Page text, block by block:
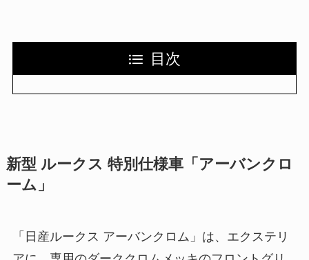
目次
新型 ルークス 特別仕様車「アーバンクロ
ーム」
「日産ルークス アーバンクロム」は、エクステリ